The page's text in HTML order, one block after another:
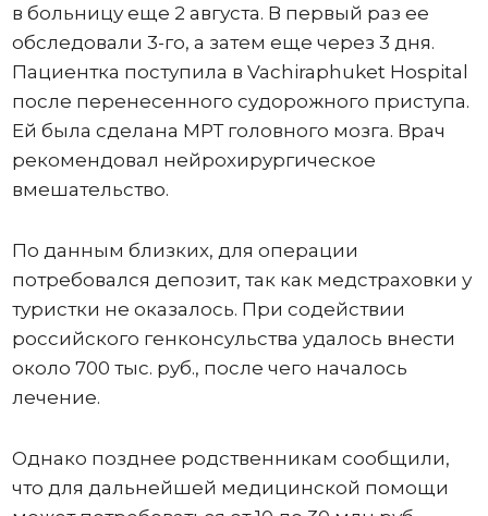
в больницу еще 2 августа. В первый раз ее
обследовали 3-го, а затем еще через 3 дня.
Пациентка поступила в Vachiraphuket Hospital
после перенесенного судорожного приступа.
Ей была сделана МРТ головного мозга. Врач
рекомендовал нейрохирургическое
вмешательство.
По данным близких, для операции
потребовался депозит, так как медстраховки у
туристки не оказалось. При содействии
российского генконсульства удалось внести
около 700 тыс. руб., после чего началось
лечение.
Однако позднее родственникам сообщили,
что для дальнейшей медицинской помощи